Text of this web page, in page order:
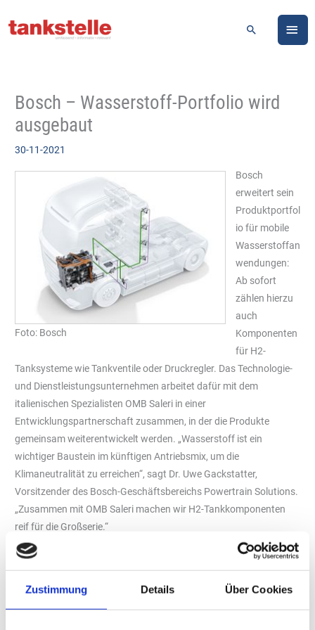
Zustimmung Details Über Cookies
Inhalt
Suchen
Bosch – Wasserstoff-Portfolio wird
ausgebaut
30-11-2021
Foto: Bosch
Bosch
erweitert sein
Produktportfol
io für mobile
Wasserstoffan
wendungen:
Ab sofort
zählen hierzu
auch
Komponenten
für H2-
Tanksysteme wie Tankventile oder Druckregler. Das Technologie-
und Dienstleistungsunternehmen arbeitet dafür mit dem
italienischen Spezialisten OMB Saleri in einer
Entwicklungspartnerschaft zusammen, in der die Produkte
gemeinsam weiterentwickelt werden. „Wasserstoff ist ein
wichtiger Baustein im künftigen Antriebsmix, um die
Klimaneutralität zu erreichen“, sagt Dr. Uwe Gackstatter,
Vorsitzender des Bosch-Geschäftsbereichs Powertrain Solutions.
„Zusammen mit OMB Saleri machen wir H2-Tankkomponenten
reif für die Großserie.“
Weltweiten Markt für Wasserstoff-Tanklösungen im Visier
Der Bedarf an wasserstoffbasierten Antrieben wird in den
kommenden Jahren insbesondere bei Nutzfahrzeugen stark
steigen. Bosch geht davon aus, dass 2030 rund jedes achte neu